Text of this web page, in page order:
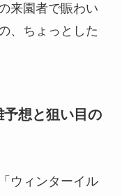
来園者で賑わい
、ちょっとした
想と狙い目の
ウィンターイル